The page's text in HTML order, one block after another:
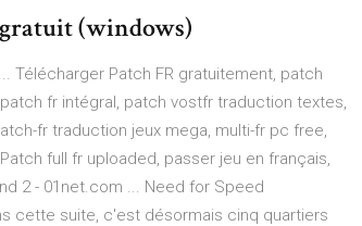
(windows)
Télécharger Patch FR gratuitement, patch
fr intégral, patch vostfr traduction textes,
fr traduction jeux mega, multi-fr pc free,
full fr uploaded, passer jeu en français,
2 - 01net.com ... Need for Speed
cette suite, c'est désormais cinq quartiers